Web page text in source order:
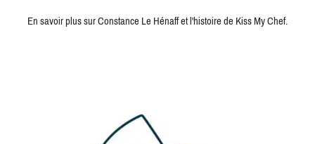
En savoir plus sur Constance Le Hénaff et l'histoire de Kiss My Chef.